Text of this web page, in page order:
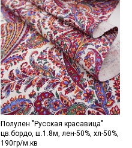
Полулен "Русская красавица"
цв.бордо, ш.1.8м, лен-50%, хл-50%,
190гр/м.кв